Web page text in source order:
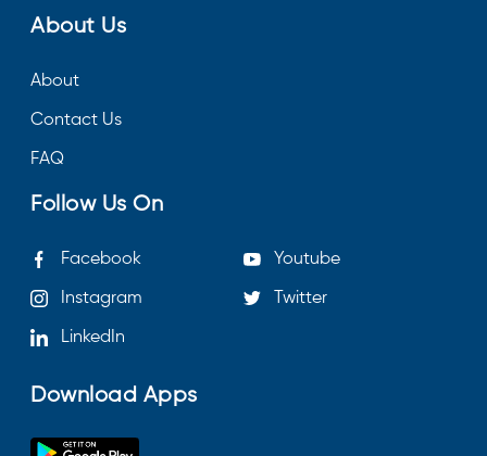
About Us
About
Contact Us
FAQ
Follow Us On
Facebook Youtube
Instagram Twitter
LinkedIn
Download Apps